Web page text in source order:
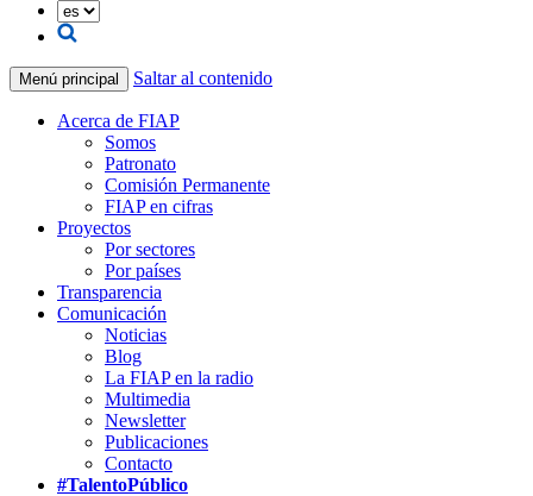
Menú principal Saltar al contenido
Acerca de FIAP
Somos
Patronato
Comisión Permanente
FIAP en cifras
Proyectos
Por sectores
Por países
Transparencia
Comunicación
Noticias
Blog
La FIAP en la radio
Multimedia
Newsletter
Publicaciones
Contacto
#TalentoPúblico